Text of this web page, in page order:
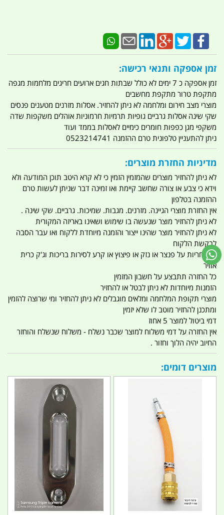
זמן אספקה ותנאי רכישה:
זמן אספקה כ 7 ימים לא כולל שבתות חגים ארועים חריגים מלחמות מגפה
מתקפת טרור מתקפת מחשבים
מוצרי מצב חירום ומלחמה לא ניתן להחזיר. אסלות מזרנים מטענים פנסים
שקי שינה אסלות גרביים גופיות תרמיות חרמוניות אוהלים משקפות שדה
משקפי מגן כפפות חומרים כימיים לאסלות בממד ועוד
ניתן להתעניין טלפונית טרם ההזמנה 0523214741
מדיניות החזרת מוצרים:
לא ניתן להחזיר מוצרים שהמזמין הזמין כי לא קרא היטב תוכן המודעה ולא
וידא כי צבע או צורה שחשב קיימת ואו זמינה דבר שניתן לעשות טרם
ההזמנה בטלפון
אין החזרת מוצרי הגיינה. מזרנים. מגבות. שמיכות. גרביים. שקי שינה .
לא ניתן להחזיר מוצר שנעשה בו שימוש ושאינו באריזה המקורית
לא ניתן להחזיר מוצר שהינו ייצור והזמנה מיוחדת ללקוח ואו עבר הסבה
לבקשת הלקוח
אין אחריות על פנצר או נזק או פיצוץ או קרע לסירות בריכות וג'ק כרית
אוויר
כל החזרה תתבצע על חשבון המזמין
הזמנות מיוחדות לא ניתן לבטל או להחזיר
מוצרי תקופת המלחמה ומלאים מוגבלים לא ניתן להחזיר ומי שרוצה להזמין
ומתכנן להחזיר מוטב לו שלא יזמין
דמי ביטול למוצר 5 אחוז
אין החזרה על דמי משלוח למוצר שכבר נשלח - משלוח שנשלח והוחזר
החיוב יהיה הלוך וחזור .
מוצרים דומים: